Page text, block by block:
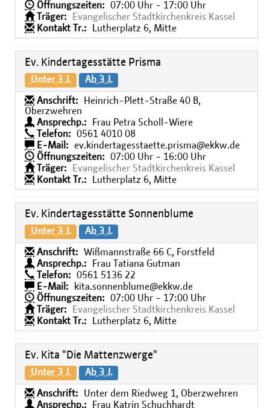
Öffnungszeiten:
07:00 Uhr - 17:00 Uhr
Träger:
Evangelischer Stadtkirchenkreis Kassel
Kontakt Tr.:
Lutherplatz 6, Mitte
Ev. Kindertagesstätte Prisma
Unter 3 J. Ab 3 J.
Anschrift:
Heinrich-Plett-Straße 40 B,
Oberzwehren
Ansprechp.:
Frau Petra Scholl-Wiere
Telefon:
0561 4010 08
E-Mail:
ev.kindertagesstaette.prisma@ekkw.de
Öffnungszeiten:
07:00 Uhr - 16:00 Uhr
Träger:
Evangelischer Stadtkirchenkreis Kassel
Kontakt Tr.:
Lutherplatz 6, Mitte
Ev. Kindertagesstätte Sonnenblume
Unter 3 J. Ab 3 J.
Anschrift:
Wißmannstraße 66 C, Forstfeld
Ansprechp.:
Frau Tatiana Gutman
Telefon:
0561 5136 22
E-Mail:
kita.sonnenblume@ekkw.de
Öffnungszeiten:
07:00 Uhr - 17:00 Uhr
Träger:
Evangelischer Stadtkirchenkreis Kassel
Kontakt Tr.:
Lutherplatz 6, Mitte
Ev. Kita "Die Mattenzwerge"
Unter 3 J. Ab 3 J.
Anschrift:
Unter dem Riedweg 1, Oberzwehren
Ansprechp.:
Frau Katrin Schuchhardt